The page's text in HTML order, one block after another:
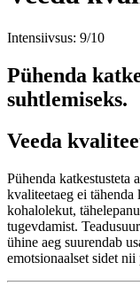
Intensiivsus: 9/10
Pühenda
suhtlemiseks.
Veeda
Pühenda katkestusteta
kvaliteetaeg ei
kohalolekut,
tugevdamist.
ühine aeg suurendab
emotsionaalset sidet nii